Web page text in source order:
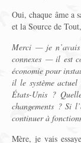
Oui, chaque âme a
et la Source de
Merci — je n’avais
connexes — il est
économie pour
il le système
États-Unis ?
changements ? Si
continuer à
Mère, je vais